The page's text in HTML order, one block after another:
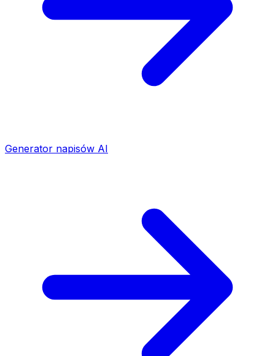
Generator napisów AI